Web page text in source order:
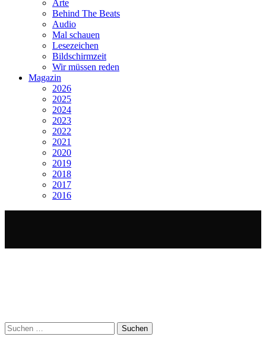
Arte
Behind The Beats
Audio
Mal schauen
Lesezeichen
Bildschirmzeit
Wir müssen reden
Magazin
2026
2025
2024
2023
2022
2021
2020
2019
2018
2017
2016
Suchen
nach: